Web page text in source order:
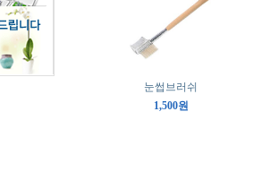
눈썹브러쉬
1,500원